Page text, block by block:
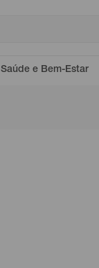
Saúde e Bem-Estar